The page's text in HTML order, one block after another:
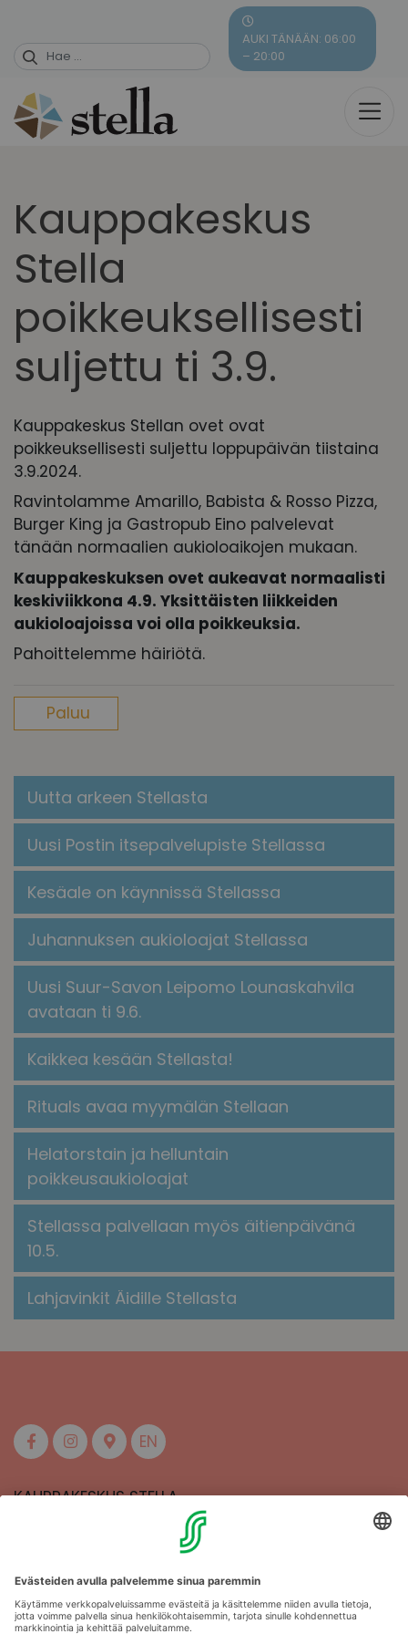
content
AUKI TÄNÄÄN: 06:00
– 20:00
Kauppakeskus
Stella
poikkeuksellisesti
suljettu ti 3.9.
Kauppakeskus Stellan ovet ovat
poikkeuksellisesti suljettu loppupäivän tiistaina
3.9.2024.
Ravintolamme Amarillo, Babista & Rosso Pizza,
Burger King ja Gastropub Eino palvelevat
tänään normaalien aukioloaikojen mukaan.
Kauppakeskuksen ovet aukeavat normaalisti
keskiviikkona 4.9. Yksittäisten liikkeiden
aukioloajoissa voi olla poikkeuksia.
Pahoittelemme häiriötä.
Paluu
Uutta arkeen Stellasta
Uusi Postin itsepalvelupiste Stellassa
Kesäale on käynnissä Stellassa
Juhannuksen aukioloajat Stellassa
Uusi Suur-Savon Leipomo Lounaskahvila
avataan ti 9.6.
Kaikkea kesään Stellasta!
​​Rituals avaa myymälän Stellaan​
Helatorstain ja helluntain
poikkeusaukioloajat
Stellassa palvellaan myös äitienpäivänä
10.5.
Lahjavinkit Äidille Stellasta
EN
KAUPPAKESKUS STELLA
Aukioloajat
Anna palautetta